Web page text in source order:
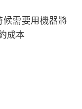
候需要用機器將
成本